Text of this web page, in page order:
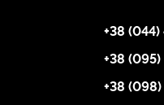
+38
+38
+38